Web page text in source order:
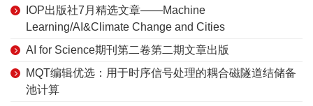
IOP出版社7月精选文章——Machine
Learning/AI&Climate Change and Cities
AI for Science期刊第二卷第二期文章出版
MQT编辑优选：用于时序信号处理的耦合磁隧道结储备
池计算